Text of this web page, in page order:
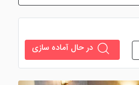
در حال آماده سازی